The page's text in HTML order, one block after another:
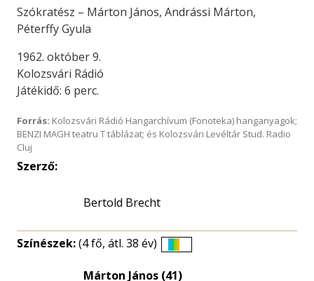
Szókratész – Márton János, Andrássi Márton,
Péterffy Gyula
1962. október 9.
Kolozsvári Rádió
Játékidő: 6 perc.
Forrás: Kolozsvári Rádió Hangarchívum (Fonoteka) hanganyagok;
BENZI MAGH teatru T táblázat; és Kolozsvári Levéltár Stud. Radio
Cluj
Szerző:
Bertold Brecht
Színészek:(4 fő, átl. 38 év)
eloszlás
Márton János (41)